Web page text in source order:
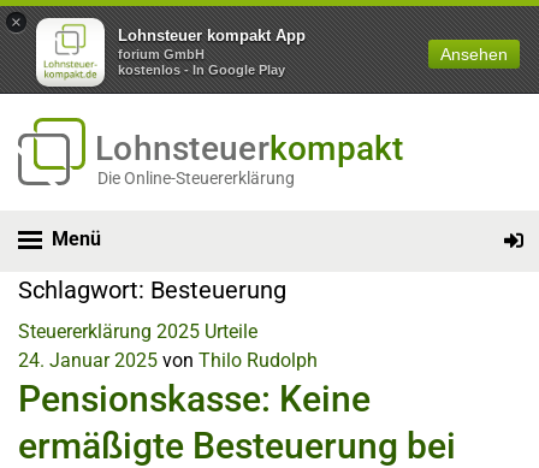
×
Lohnsteuer kompakt App
forium GmbH
kostenlos - In Google Play
Ansehen
Lohnsteuerkompakt
Die Online-Steuererklärung
Menü
Schlagwort: Besteuerung
Steuererklärung 2025 Urteile
24. Januar 2025 von Thilo Rudolph
Pensionskasse: Keine
ermäßigte Besteuerung bei